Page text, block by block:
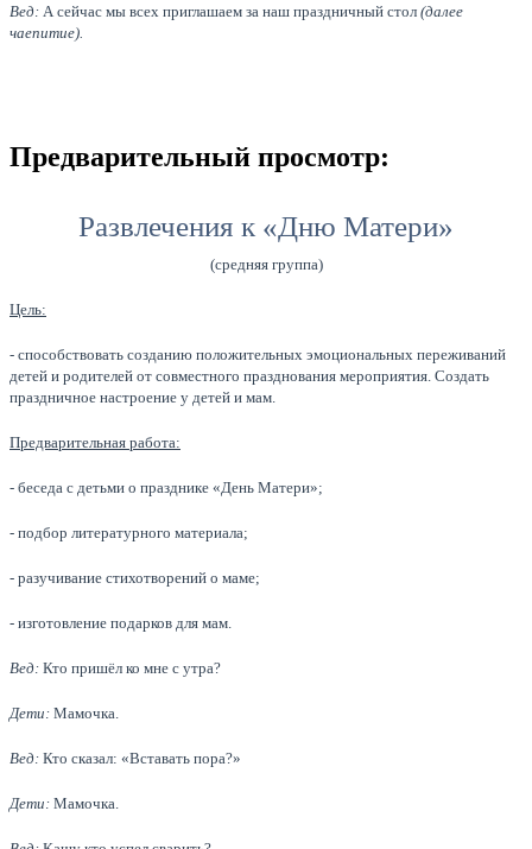
Вед: А сейчас мы всех приглашаем за наш праздничный стол (далее
чаепитие).
Предварительный просмотр:
Развлечения к «Дню Матери»
(средняя группа)
Цель:
- способствовать созданию положительных эмоциональных переживаний
детей и родителей от совместного празднования мероприятия. Создать
праздничное настроение у детей и мам.
Предварительная работа:
- беседа с детьми о празднике «День Матери»;
- подбор литературного материала;
- разучивание стихотворений о маме;
- изготовление подарков для мам.
Вед: Кто пришёл ко мне с утра?
Дети: Мамочка.
Вед: Кто сказал: «Вставать пора?»
Дети: Мамочка.